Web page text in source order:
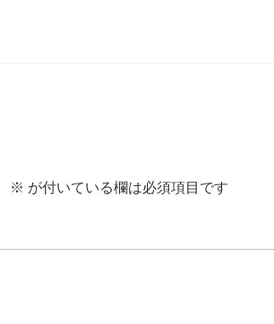
※ が付いている欄は必須項目です